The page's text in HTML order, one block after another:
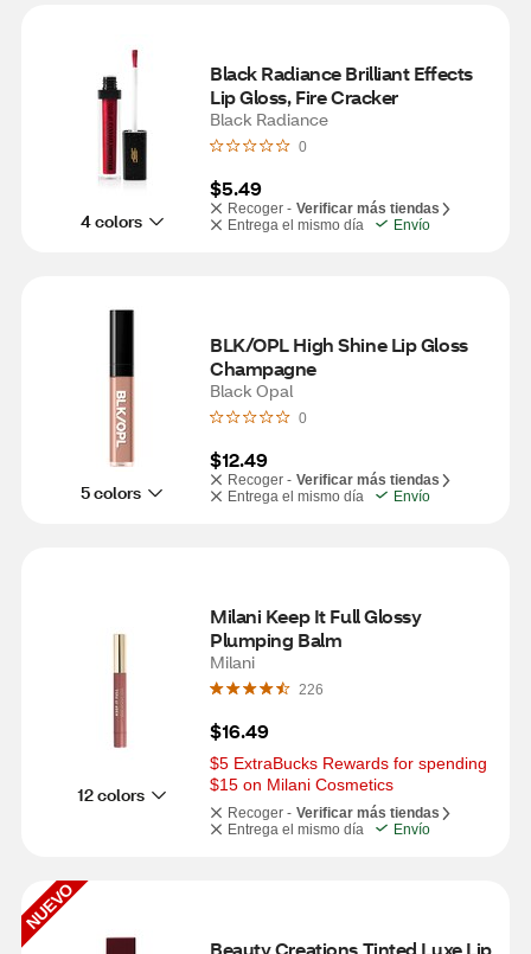
4 colors
Black Radiance Brilliant Effects
Lip Gloss, Fire Cracker
Black Radiance
0
$5.49
Recoger - Verificar más tiendas
Entrega el mismo día
Envío
5 colors
BLK/OPL High Shine Lip Gloss
Champagne
Black Opal
0
$12.49
Recoger - Verificar más tiendas
Entrega el mismo día
Envío
12 colors
Milani Keep It Full Glossy
Plumping Balm
Milani
226
$16.49
$5 ExtraBucks Rewards for spending
$15 on Milani Cosmetics
Recoger - Verificar más tiendas
Entrega el mismo día
Envío
NUEVO
Beauty Creations Tinted Luxe Lip